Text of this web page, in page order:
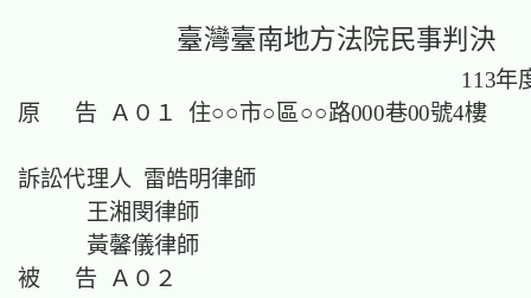
臺灣臺南地方法院民事判決
113年
原 告 Ａ０１ 住○○市○區○○路000巷00號4樓
訴訟代理人 雷皓明律師
王湘閔律師
黃馨儀律師
被 告 Ａ０２